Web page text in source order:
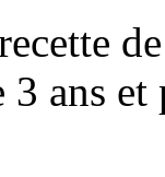
3 ans